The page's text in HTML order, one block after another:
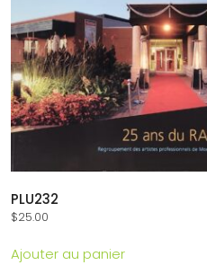
PLU232
$25.00
Ajouter au panier